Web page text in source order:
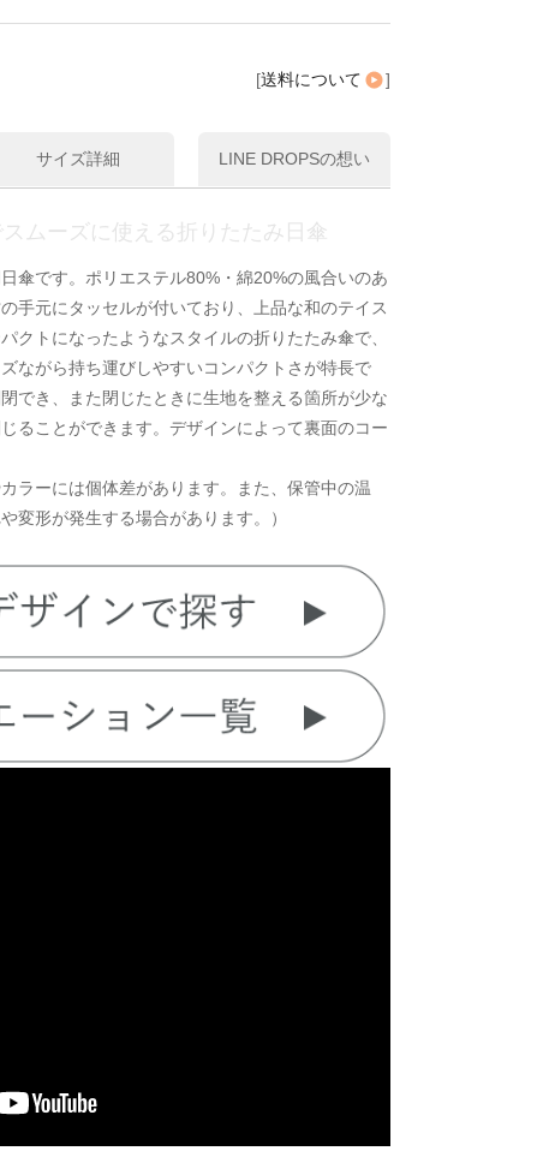
[送料について ]
サイズ詳細 LINE DROPSの想い
ムーズに使える折りたたみ日傘
傘です。ポリエステル80%・綿20%の風合いのあ
手元にタッセルが付いており、上品な和のテイス
クトになったようなスタイルの折りたたみ傘で、
ながら持ち運びしやすいコンパクトさが特長で
でき、また閉じたときに生地を整える箇所が少な
ることができます。デザインによって裏面のコー
ラーには個体差があります。また、保管中の温
変形が発生する場合があります。）